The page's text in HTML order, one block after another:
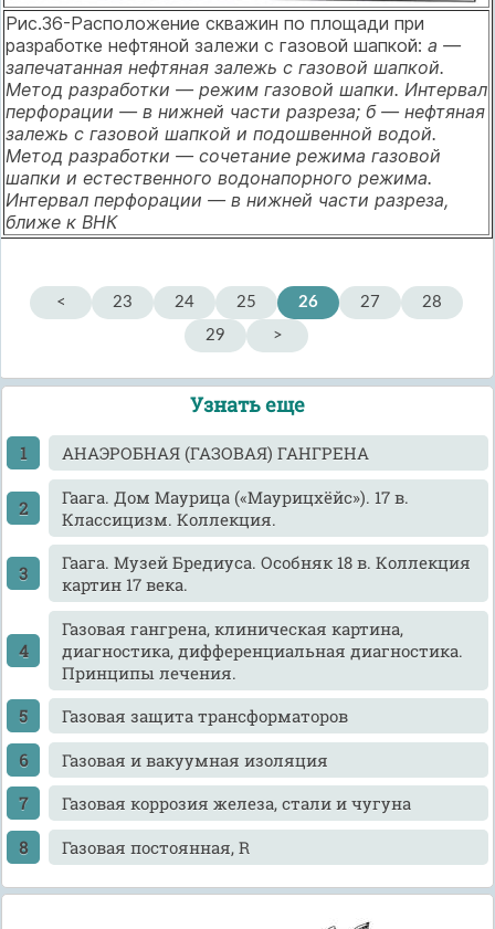
Рис.36-Расположение скважин по площади при
разработке нефтяной залежи с газовой шапкой: а —
запечатанная нефтяная залежь с газовой шапкой.
Метод разработки — режим газовой шапки. Интервал
перфорации — в нижней части разреза; б — нефтяная
залежь с газовой шапкой и подо­швенной водой.
Метод разработки — сочетание режима газовой
шапки и естественного водонапорного режима.
Интервал перфорации — в нижней части разреза,
ближе к ВНК
< 23 24 25 26 27
28
29
>
Узнать еще
АНАЭРОБНАЯ (ГАЗОВАЯ) ГАНГРЕНА
Гаага. Дом Маурица («Маурицхёйс»). 17 в.
Классицизм. Коллекция.
Гаага. Музей Бредиуса. Особняк 18 в. Коллекция
картин 17 века.
Газовая гангрена, клиническая картина,
диагностика, дифференциальная диагностика.
Принципы лечения.
Газовая защита трансформаторов
Газовая и вакуумная изоляция
Газовая коррозия железа, стали и чугуна
Газовая постоянная, R